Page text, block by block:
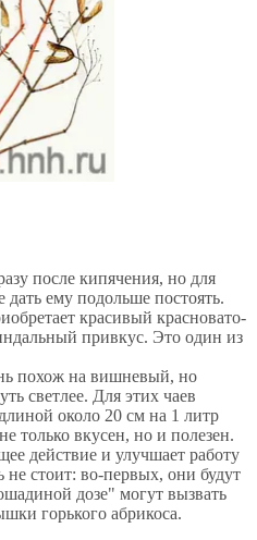
после кипячения, но для
ему подольше постоять.
красивый красновато-
привкус. Это один из
похож на вишневый, но
светлее. Для этих чаев
около 20 см на 1 литр
только вкусен, но и полезен.
действие и улучшает работу
не стоит: во-первых, они будут
дозе" могут вызвать
горького абрикоса.